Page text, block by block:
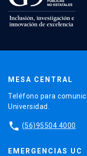
MESA CENTRAL
Teléfono para
Universidad.
phone (56)95504 4000
EMERGENCIAS UC